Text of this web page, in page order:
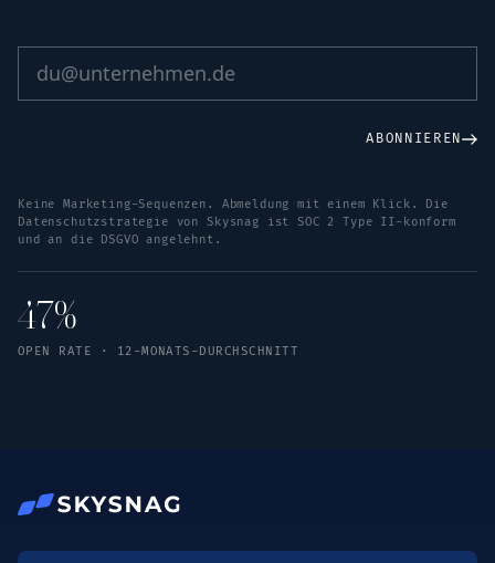
ABONNIEREN
Keine Marketing-Sequenzen. Abmeldung mit einem Klick. Die
Datenschutzstrategie von Skysnag ist SOC 2 Type II-konform
und an die DSGVO angelehnt.
47%
OPEN RATE · 12-MONATS-DURCHSCHNITT